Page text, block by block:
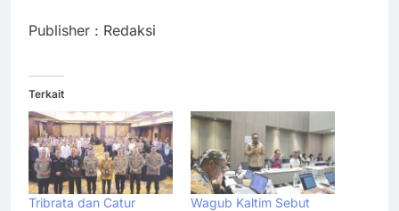
Publisher : Redaksi
Terkait
Tribrata dan Catur
Wagub Kaltim Sebut